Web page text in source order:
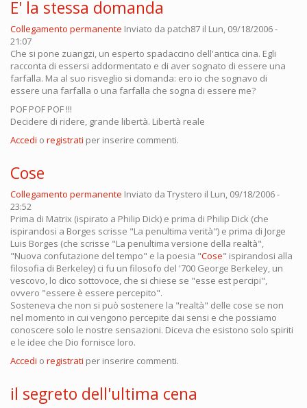
E' la stessa domanda
Collegamento permanente Inviato da patch87 il Lun, 09/18/2006 -
21:07
Che si pone zuangzi, un esperto spadaccino dell'antica cina. Egli
racconta di essersi addormentato e di aver sognato di essere una
farfalla. Ma al suo risveglio si domanda: ero io che sognavo di
essere una farfalla o una farfalla che sogna di essere me?
POF POF POF !!!
Decidere di ridere, grande libertà. Libertà reale
Accedi o registrati per inserire commenti.
Cose
Collegamento permanente Inviato da Trystero il Lun, 09/18/2006 -
23:52
Prima di Matrix (ispirato a Philip Dick) e prima di Philip Dick (che
ispirandosi a Borges scrisse "La penultima verità") e prima di Jorge
Luis Borges (che scrisse "La penultima versione della realtà",
"Nuova confutazione del tempo" e la poesia "Cose" ispirandosi alla
filosofia di Berkeley) ci fu un filosofo del '700 George Berkeley, un
vescovo, lo dico sottovoce, che si chiese se "esse est percipi",
ovvero "essere è essere percepito".
Sosteneva che non si può sostenere la "realtà" delle cose se non
nel momento in cui vengono percepite dai sensi e che possiamo
conoscere solo le nostre sensazioni. Diceva che esistono solo spiriti
e le idee che Dio fornisce loro.
Accedi o registrati per inserire commenti.
il segreto dell'ultima cena